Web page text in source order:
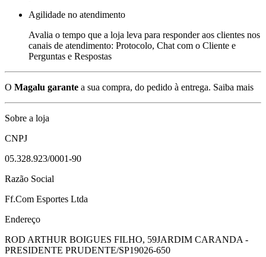
Agilidade no atendimento
Avalia o tempo que a loja leva para responder aos clientes nos
canais de atendimento: Protocolo, Chat com o Cliente e
Perguntas e Respostas
O Magalu garante a sua compra, do pedido à entrega. Saiba mais
Sobre a loja
CNPJ
05.328.923/0001-90
Razão Social
Ff.Com Esportes Ltda
Endereço
ROD ARTHUR BOIGUES FILHO, 59JARDIM CARANDA -
PRESIDENTE PRUDENTE/SP19026-650